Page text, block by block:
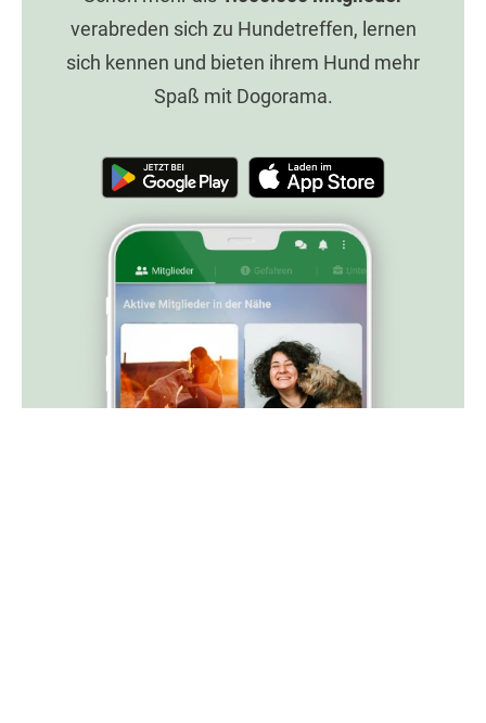
verabreden sich zu Hundetreffen, lernen
sich kennen und bieten ihrem Hund mehr
Spaß mit Dogorama.